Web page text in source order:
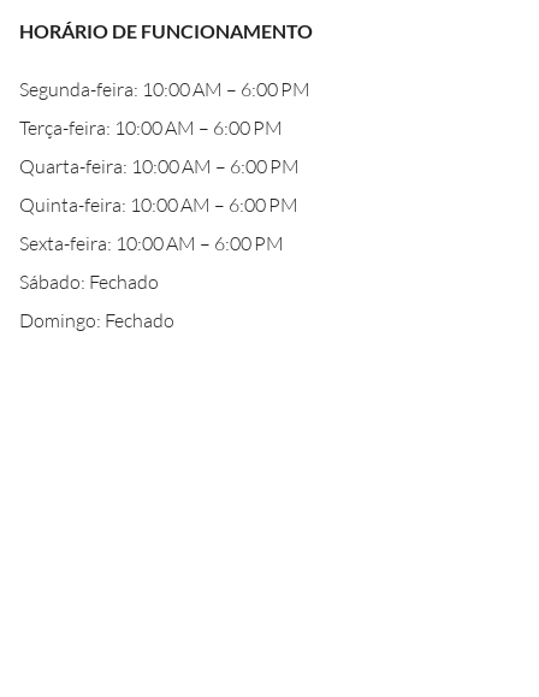
HORÁRIO DE FUNCIONAMENTO
Segunda-feira: 10:00 AM – 6:00 PM
Terça-feira: 10:00 AM – 6:00 PM
Quarta-feira: 10:00 AM – 6:00 PM
Quinta-feira: 10:00 AM – 6:00 PM
Sexta-feira: 10:00 AM – 6:00 PM
Sábado: Fechado
Domingo: Fechado